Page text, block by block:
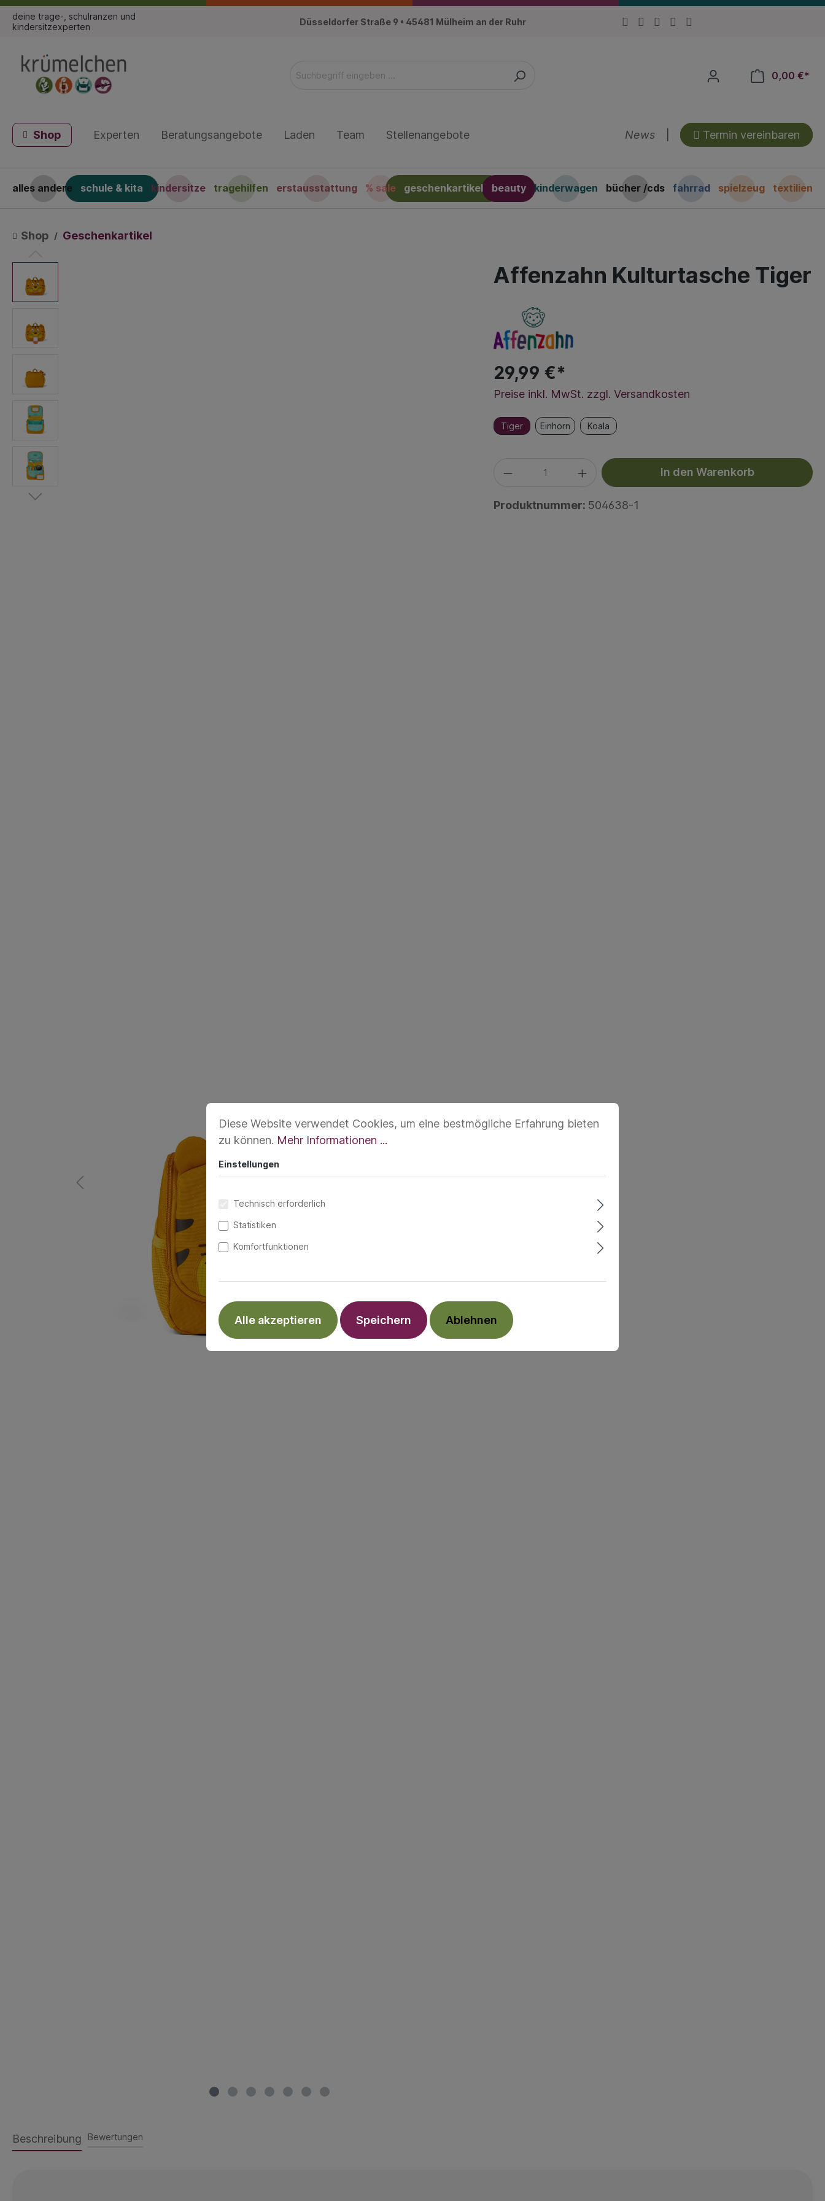
deine trage-, schulranzen und
kindersitzexperten
Düsseldorfer Straße 9 • 45481 Mülheim an der Ruhr
0,00 €*
Shop Experten Beratungsangebote Laden Team Stellenangebote News Termin vereinbaren
alles andere schule & kita kindersitze tragehilfen erstausstattung % sale geschenkartikel beauty kinderwagen bücher /cds fahrrad spielzeug textilien
Shop Geschenkartikel
Affenzahn Kulturtasche Tiger
29,99 €*
Preise inkl. MwSt. zzgl. Versandkosten
Tiger Einhorn Koala
In den Warenkorb
Produktnummer: 504638-1
Beschreibung Bewertungen
Diese Website verwendet Cookies, um eine bestmögliche Erfahrung bieten
zu können. Mehr Informationen ...
Einstellungen
Technisch erforderlich
Statistiken
Komfortfunktionen
Alle akzeptieren Speichern Ablehnen